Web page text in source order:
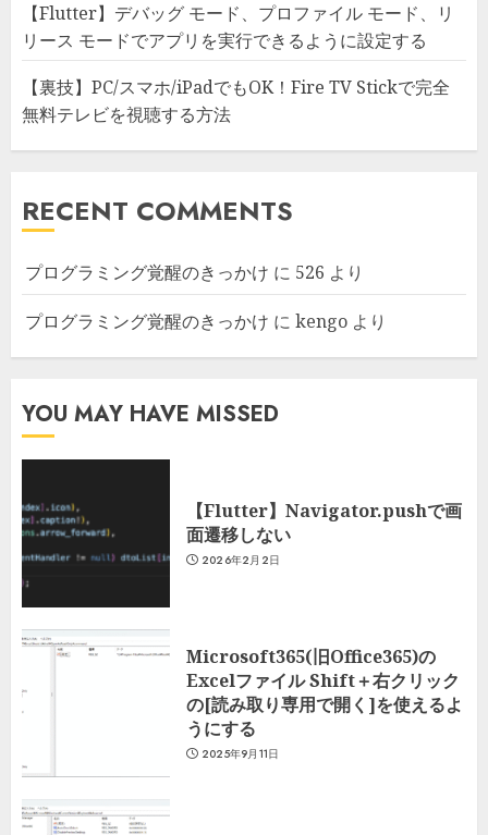
【Flutter】デバッグ モード、プロファイル モード、リ
リース モードでアプリを実行できるように設定する
【裏技】PC/スマホ/iPadでもOK！Fire TV Stickで完全
無料テレビを視聴する方法
RECENT COMMENTS
プログラミング覚醒のきっかけ に 526 より
プログラミング覚醒のきっかけ に kengo より
YOU MAY HAVE MISSED
【Flutter】Navigator.pushで画
面遷移しない
2026年2月2日
Microsoft365(旧Office365)の
Excelファイル Shift＋右クリック
の[読み取り専用で開く]を使えるよ
うにする
2025年9月11日